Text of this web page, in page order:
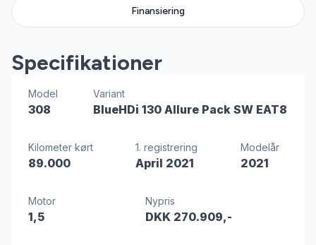
Finansiering
Specifikationer
Model
308
Variant
BlueHDi 130 Allure Pack SW EAT8
Kilometer kørt
89.000
1. registrering
April 2021
Modelår
2021
Motor
1,5
Nypris
DKK 270.909,-